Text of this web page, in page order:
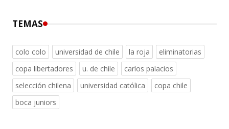
TEMAS
colo colo universidad de chile la roja
eliminatorias
copa libertadores
u. de chile
carlos palacios
selección chilena
universidad católica
copa chile
boca juniors